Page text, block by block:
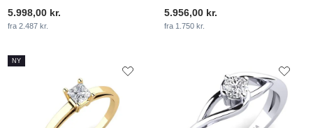
5.998,00 kr.
fra 2.487 kr.
5.956,00 kr.
fra 1.750 kr.
NY